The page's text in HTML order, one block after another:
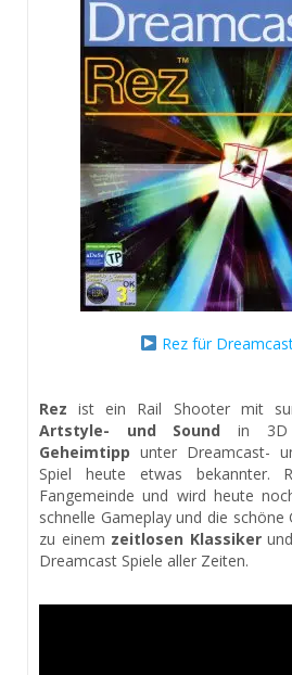
Rez für
Rez ist ein Rail Shooter mit
Artstyle- und Sound in 3D
Geheimtipp unter Dreamcast-
Spiel heute etwas bekannter.
Fangemeinde und wird heute
schnelle Gameplay und die schöne
zu einem zeitlosen Klassiker
Dreamcast Spiele aller Zeiten.